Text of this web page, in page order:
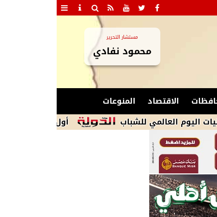
مستشار التحرير
محمود نفادي
الاقتصاد
المنوعات
أول تحرك برلماني بعد
للشباب